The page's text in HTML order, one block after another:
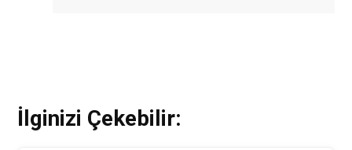
İlginizi Çekebilir: